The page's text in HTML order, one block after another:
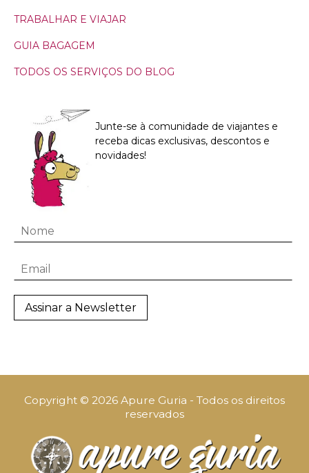
TRABALHAR E VIAJAR
GUIA BAGAGEM
TODOS OS SERVIÇOS DO BLOG
Junte-se à comunidade de viajantes e
receba dicas exclusivas, descontos e
novidades!
Copyright © 2026 Apure Guria - Todos os direitos
reservados